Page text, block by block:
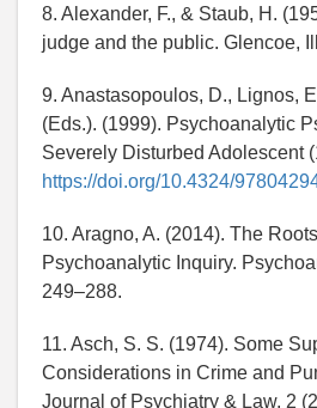
8. Alexander, F., & Staub, H.
judge and the public. Glencoe,
9. Anastasopoulos, D., Lignos,
(Eds.). (1999). Psychoanalytic
Severely Disturbed Adolescent
https://doi.org/10.4324/
10. Aragno, A. (2014). The
Psychoanalytic Inquiry.
249–288.
11. Asch, S. S. (1974). Some
Considerations in Crime and
Journal of Psychiatry & Law, 2